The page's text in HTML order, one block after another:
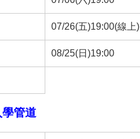
07/26(五)19:00(線上)
08/25(日)19:00
管道